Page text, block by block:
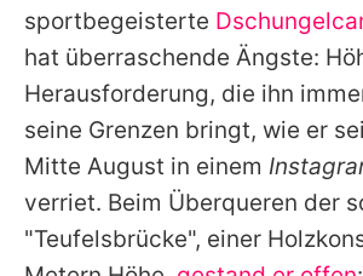
App runterladen
Team
Redaktionelle
Impressum
sportbegeisterte
hat überraschende Ängste:
Herausforderung, die ihn
seine Grenzen bringt, wie er
Mitte August in einem
verriet. Beim Überqueren der
"Teufelsbrücke", einer